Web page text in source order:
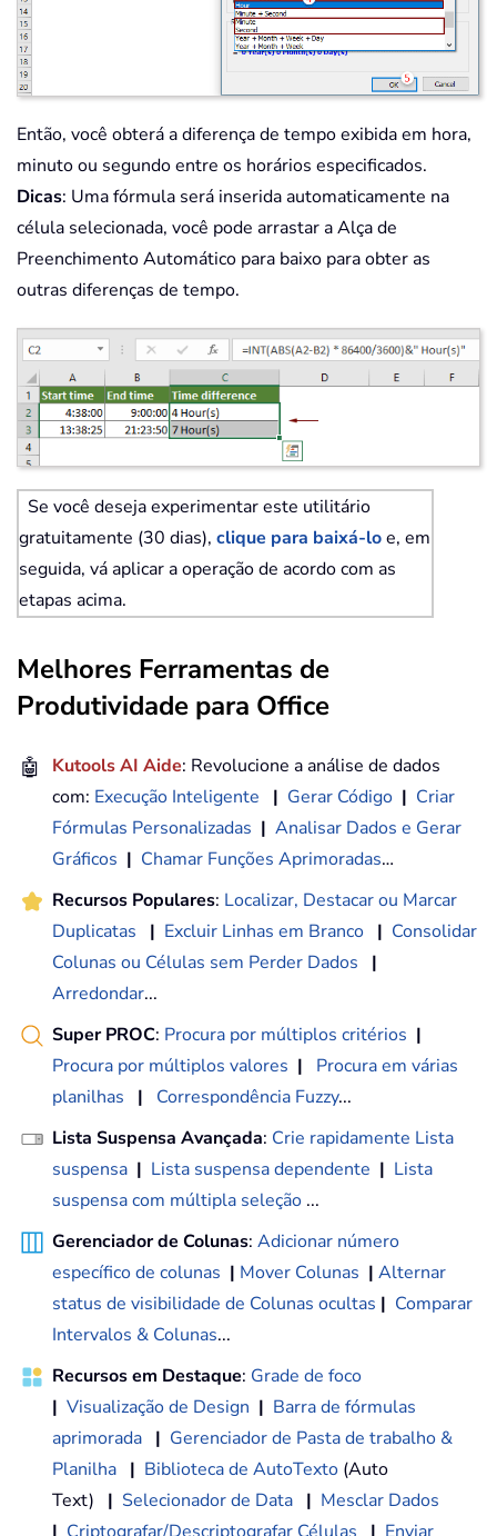
Então, você obterá a diferença de tempo exibida em hora,
minuto ou segundo entre os horários especificados.
Dicas: Uma fórmula será inserida automaticamente na
célula selecionada, você pode arrastar a Alça de
Preenchimento Automático para baixo para obter as
outras diferenças de tempo.
Se você deseja experimentar este utilitário
gratuitamente (30 dias), clique para baixá-loe, em
seguida, vá aplicar a operação de acordo com as
etapas acima.
Melhores Ferramentas de
Produtividade para Office
🤖 Kutools AI Aide: Revolucione a análise de dados
com: Execução Inteligente | Gerar Código | Criar
Fórmulas Personalizadas | Analisar Dados e Gerar
Gráficos | Chamar Funções Aprimoradas…
Recursos Populares: Localizar, Destacar ou Marcar
Duplicatas
| Excluir Linhas em Branco | Consolidar
Colunas ou Células sem Perder Dados
|
Arredondar...
Super PROC: Procura por múltiplos critérios |
Procura por múltiplos valores |
Procura em várias
planilhas
| Correspondência Fuzzy...
Lista Suspensa Avançada: Crie rapidamente Lista
suspensa | Lista suspensa dependente | Lista
suspensa com múltipla seleção ...
Gerenciador de Colunas: Adicionar número
específico de colunas | Mover Colunas | Alternar
status de visibilidade de Colunas ocultas | Comparar
Intervalos & Colunas...
Recursos em Destaque: Grade de foco
| Visualização de Design | Barra de fórmulas
aprimorada | Gerenciador de Pasta de trabalho &
Planilha | Biblioteca de AutoTexto (Auto
Text) | Selecionador de Data | Mesclar Dados